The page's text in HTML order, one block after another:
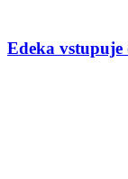
Edeka vstupuje